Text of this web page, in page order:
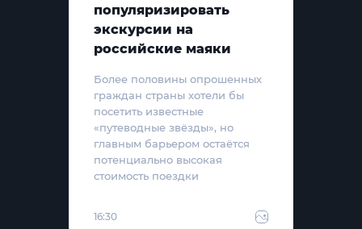
популяризировать
экскурсии на
российские маяки
Более половины опрошенных
граждан страны хотели бы
посетить известные
«путеводные звёзды», но
главным барьером остаётся
потенциально высокая
стоимость поездки
16:30